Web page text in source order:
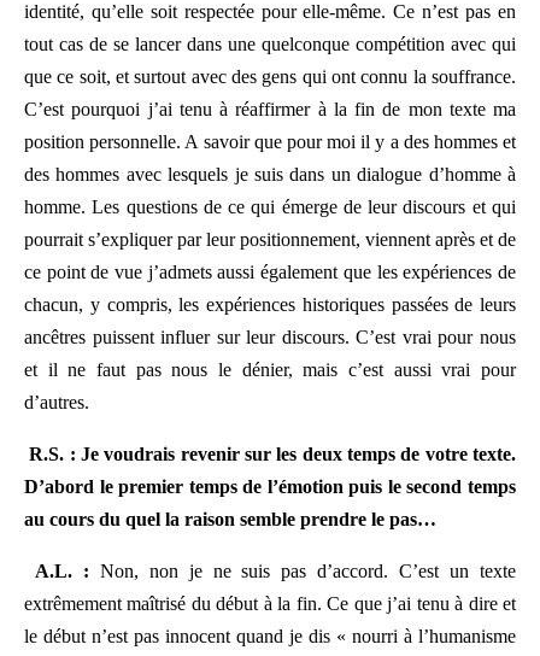
identité, qu’elle soit respectée pour elle-même. Ce n’est pas en
tout cas de se lancer dans une quelconque compétition avec qui
que ce soit, et surtout avec des gens qui ont connu la souffrance.
C’est pourquoi j’ai tenu à réaffirmer à la fin de mon texte ma
position personnelle. A savoir que pour moi il y a des hommes et
des hommes avec lesquels je suis dans un dialogue d’homme à
homme. Les questions de ce qui émerge de leur discours et qui
pourrait s’expliquer par leur positionnement, viennent après et de
ce point de vue j’admets aussi également que les expériences de
chacun, y compris, les expériences historiques passées de leurs
ancêtres puissent influer sur leur discours. C’est vrai pour nous
et il ne faut pas nous le dénier, mais c’est aussi vrai pour
d’autres.
R.S. : Je voudrais revenir sur les deux temps de votre texte.
D’abord le premier temps de l’émotion puis le second temps
au cours du quel la raison semble prendre le pas…
A.L. : Non, non je ne suis pas d’accord. C’est un texte
extrêmement maîtrisé du début à la fin. Ce que j’ai tenu à dire et
le début n’est pas innocent quand je dis « nourri à l’humanisme